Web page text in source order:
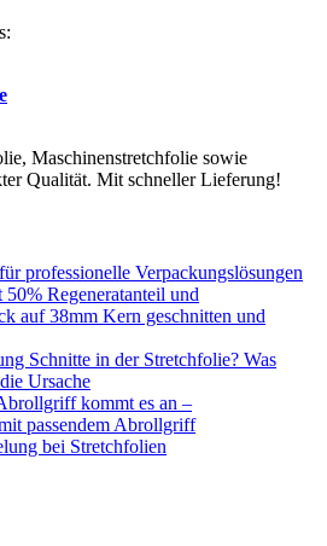
Maschinenstretchfolie sowie
Qualität. Mit schneller Lieferung!
professionelle Verpackungslösungen
Regeneratanteil und
auf 38mm Kern geschnitten und
Schnitte in der Stretchfolie? Was
Ursache
kommt es an –
passendem Abrollgriff
bei Stretchfolien